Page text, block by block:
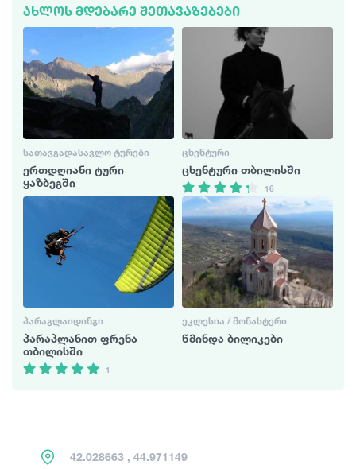
ᲐᲮᲚᲝᲡ ᲛᲓᲔᲑᲐᲠᲔ ᲨᲔᲗᲐᲕᲐᲖᲔᲑᲔᲑᲘ
ᲡᲐᲗᲐᲕᲒᲐᲓᲐᲡᲐᲕᲚᲝ ᲢᲣᲠᲔᲑᲘ
ერთდღიანი ტური
ყაზბეგში
ᲪᲮᲔᲜᲢᲣᲠᲘ
ცხენტური თბილისში
16
ᲞᲐᲠᲐᲒᲚᲐᲘᲓᲘᲜᲒᲘ
პარაპლანით ფრენა
თბილისში
1
ᲔᲙᲚᲔᲡᲘᲐ / ᲛᲝᲜᲐᲡᲢᲔᲠᲘ
წმინდა ბილიკები
42.028663 , 44.971149